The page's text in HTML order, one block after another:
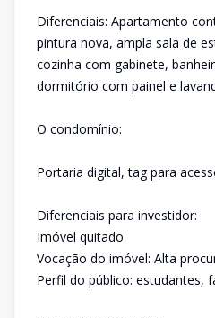
Diferenciais: Apartamento
pintura nova, ampla sala de
cozinha com gabinete,
dormitório com painel e
O condomínio:
Portaria digital, tag para
Diferenciais para investidor:
Imóvel quitado
Vocação do imóvel: Alta
Perfil do público: estudantes,